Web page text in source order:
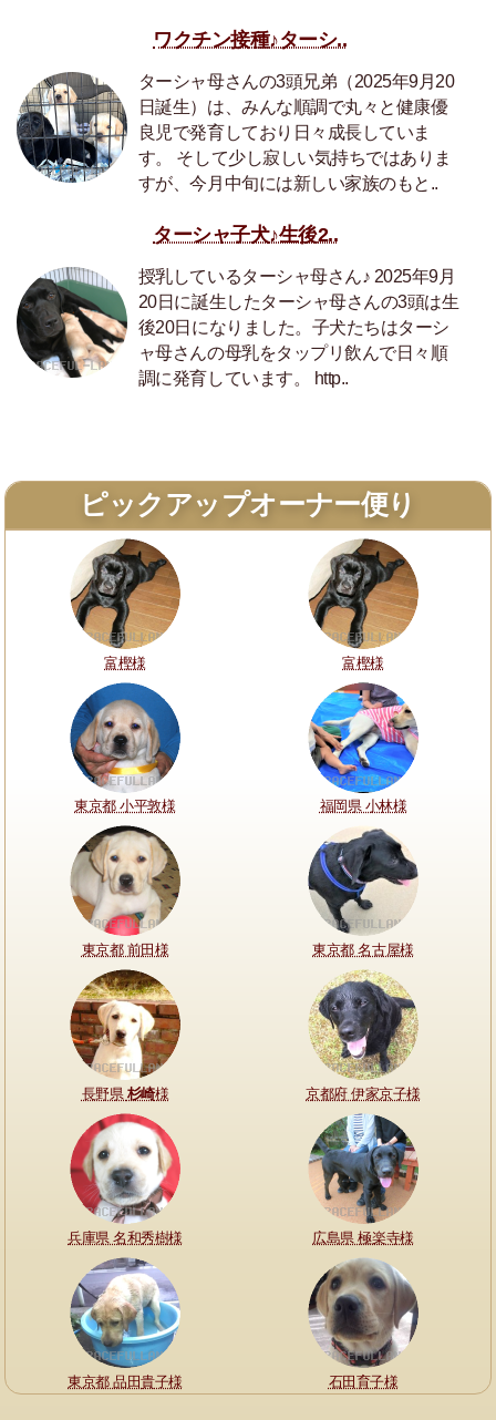
ワクチン接種♪ターシ..
ターシャ母さんの3頭兄弟（2025年9月20
日誕生）は、みんな順調で丸々と健康優
良児で発育しており日々成長していま
す。 そして少し寂しい気持ちではありま
すが、今月中旬には新しい家族のもと..
ターシャ子犬♪生後2..
授乳しているターシャ母さん♪ 2025年9月
20日に誕生したターシャ母さんの3頭は生
後20日になりました。子犬たちはターシ
ャ母さんの母乳をタップリ飲んで日々順
調に発育しています。 http..
ピックアップオーナー便り
富樫様 富樫様
東京都 小平敦様 福岡県 小林様
東京都 前田様 東京都 名古屋様
長野県 杉崎様 京都府 伊家京子様
兵庫県 名和秀樹様 広島県 極楽寺様
東京都 品田貴子様 石田育子様